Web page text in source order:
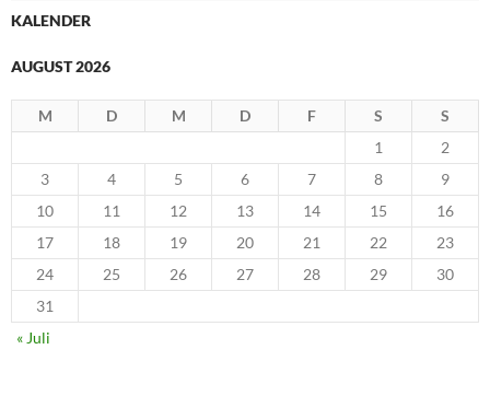
KALENDER
AUGUST 2026
M D M D F S
S
1
2
3
4 5 6 7 8
9
10
11 12 13 14 15
16
17
18 19 20 21 22
23
24
25 26 27 28 29
30
31
« Juli